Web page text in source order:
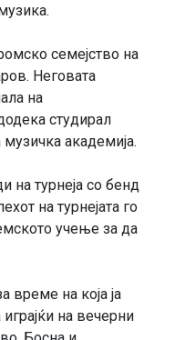
семејство на
Неговата
на
студирал
академија.
на турнеја со бенд
на турнејата го
учење за да
време на која ја
играјќи на вечерни